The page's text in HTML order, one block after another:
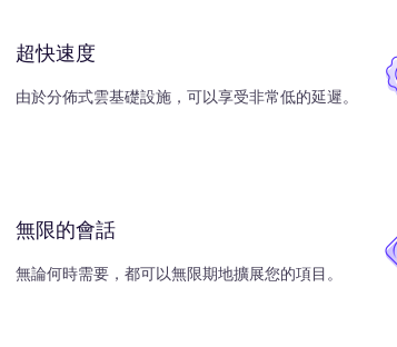
超快速度
由於分佈式雲基礎設施，可以享受非常低的延遲。
無限的會話
無論何時需要，都可以無限期地擴展您的項目。